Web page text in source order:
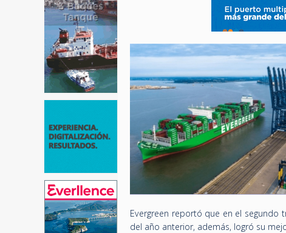
Evergreen reportó que en el
del año anterior, además, logró su